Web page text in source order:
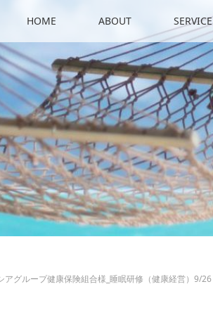
HOME ABOUT SERVICE
アグループ健康保険組合様_睡眠研修（健康経営）9/26